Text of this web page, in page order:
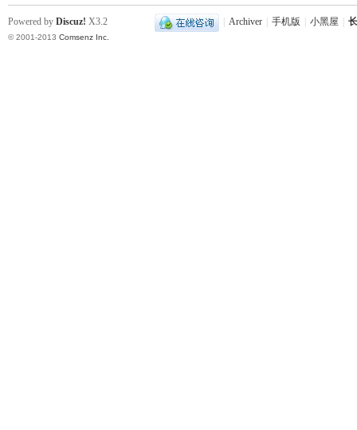
长
Archiver 手机版 小黑屋
Powered by Discuz! X3.2
© 2001-2013 Comsenz Inc.